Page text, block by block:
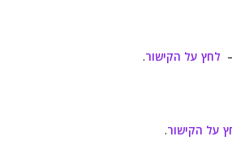
– לחץ על הקישור.
על הקישור.